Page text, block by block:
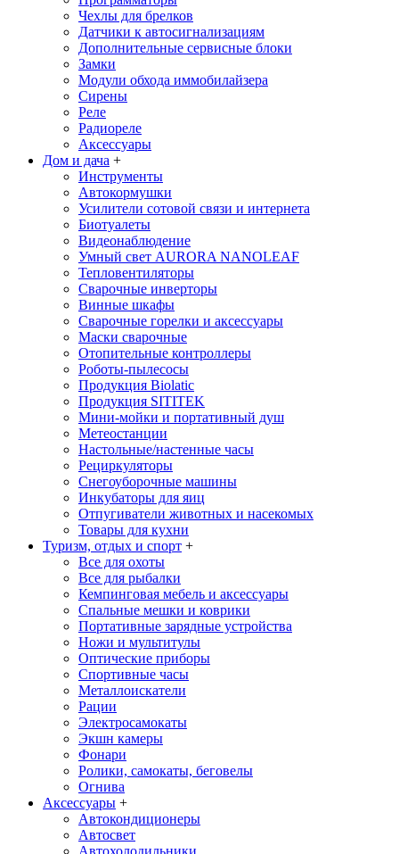
Чехлы для брелков
Датчики к автосигнализациям
Дополнительные сервисные блоки
Замки
Модули обхода иммобилайзера
Сирены
Реле
Радиореле
Аксессуары
Дом и дача +
Инструменты
Автокормушки
Усилители сотовой связи и интернета
Биотуалеты
Видеонаблюдение
Умный свет AURORA NANOLEAF
Тепловентиляторы
Сварочные инверторы
Винные шкафы
Сварочные горелки и аксессуары
Маски сварочные
Отопительные контроллеры
Роботы-пылесосы
Продукция Biolatic
Продукция SITITEK
Мини-мойки и портативный душ
Метеостанции
Настольные/настенные часы
Рециркуляторы
Снегоуборочные машины
Инкубаторы для яиц
Отпугиватели животных и насекомых
Товары для кухни
Туризм, отдых и спорт +
Все для охоты
Все для рыбалки
Кемпинговая мебель и аксессуары
Спальные мешки и коврики
Портативные зарядные устройства
Ножи и мультитулы
Оптические приборы
Спортивные часы
Металлоискатели
Рации
Электросамокаты
Экшн камеры
Фонари
Ролики, самокаты, беговелы
Огнива
Аксессуары +
Автокондиционеры
Aвтосвет
Автохолодильники